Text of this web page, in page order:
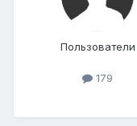
Пользователи
179